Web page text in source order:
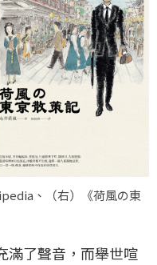
、（右）《荷風の東
滿了聲音，而舉世喧